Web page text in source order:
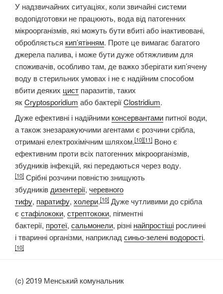
У надзвичайних ситуаціях, коли звичайні системи
водопідготовки не працюють, вода від патогенних
мікроорганізмів, які можуть бути вбиті або інактивовані,
обробляється кип’ятінням. Проте це вимагає багатого
джерела палива, і може бути дуже обтяжливим для
споживачів, особливо там, де важко зберігати кип’ячену
воду в стерильних умовах і не є надійним способом
вбити деяких цист паразитів, таких
якCryptosporidium або бактеріїClostridium.
Дуже ефективні і надійними консервантами питної води,
а також знезаражуючими агентами є розчини срібла,
отримані електрохімічним шляхом.[10][11] Воно є
ефективним проти всіх патогенних мікроорганізмів,
збудників інфекцій, які передаються через воду.
[10] Срібні розчини повністю знищують
збудниківдизентерії, черевного
тифу, паратифу, холери.[10] Дуже чутливими до срібла
є стафілококи, стрептококи, пігментні
бактерії, протеї, сальмонели, різні найпростіші рослинні
і тваринні організми, наприкладсиньо-зелені водорості.
[10]
(c) 2019 Менський комунальник